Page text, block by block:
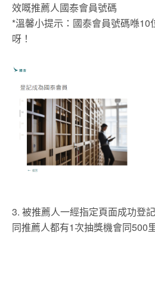
效嘅推薦人國泰會員號碼
*溫馨小提示：國泰會員號碼喺
呀！
3. 被推薦人一經指定頁面成功登
同推薦人都有1次抽獎機會同500